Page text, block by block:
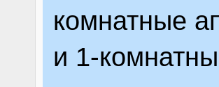
комнатные
и 1-